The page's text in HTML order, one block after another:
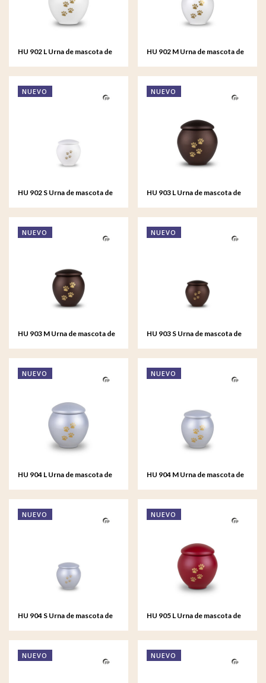
HU 902 L Urna de mascota de
HU 902 M Urna de mascota de
White
NUEVO
HU 902 S Urna de mascota de
White
NUEVO
HU 903 L Urna de mascota de
Memory
NUEVO
HU 903 M Urna de mascota de
Memory
NUEVO
HU 903 S Urna de mascota de
Memory
NUEVO
HU 904 L Urna de mascota de
NUEVO
HU 904 M Urna de mascota de
NUEVO
HU 904 S Urna de mascota de
NUEVO
HU 905 L Urna de mascota de
NUEVO NUEVO